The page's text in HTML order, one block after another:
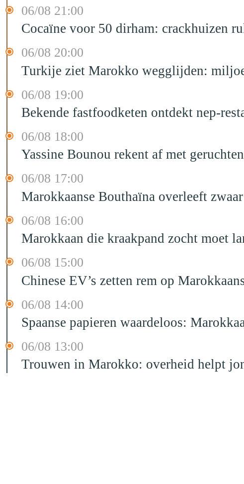
06/08 21:00
Cocaïne voor 50 dirham: crackhuizen
06/08 20:00
Turkije ziet Marokko wegglijden:
06/08 19:00
Bekende fastfoodketen ontdekt nep-
06/08 18:00
Yassine Bounou rekent af met
06/08 17:00
Marokkaanse Bouthaïna overleeft
06/08 16:00
Marokkaan die kraakpand zocht moet
06/08 15:00
Chinese EV’s zetten rem op
06/08 14:00
Spaanse papieren waardeloos:
06/08 13:00
Trouwen in Marokko: overheid helpt